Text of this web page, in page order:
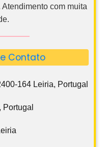
com muita
Contato
164 Leiria, Portugal
Portugal